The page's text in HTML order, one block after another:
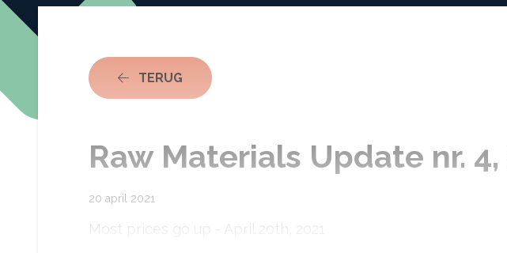
TERUG NAAR ACTUEEL
Raw Materials Update nr. 4,
20 april 2021
Most prices go up - April 20th, 2021